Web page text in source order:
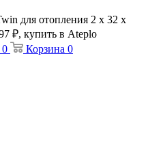
для отопления 2 x 32 x
₽, купить в Ateplo
0 Корзина 0